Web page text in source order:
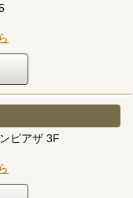
ピアザ 3F